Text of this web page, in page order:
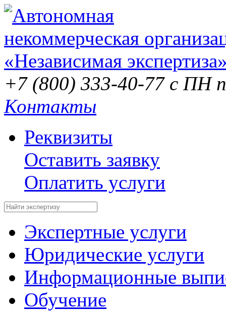
+7 (800) 333-40-77 с ПН
Контакты
Реквизиты
Оставить заявку
Оплатить услуги
Экспертные услуги
Юридические услуги
Информационные
Обучение